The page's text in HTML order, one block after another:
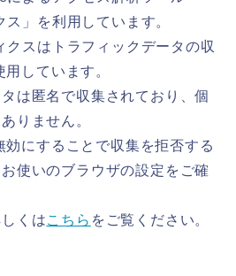
ス」を利用しています。
クスはトラフィックデータの収
しています。
は匿名で収集されており、個
りません。
にすることで収集を拒否する
使いのブラウザの設定をご確
くはこちら をご覧ください。